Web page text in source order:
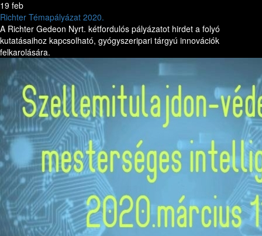
19 feb
Richter Témapályázat 2020.
A Richter Gedeon Nyrt. kétfordulós pályázatot hirdet a folyó
kutatásaihoz kapcsolható, gyógyszeripari tárgyú innovációk
felkarolására.